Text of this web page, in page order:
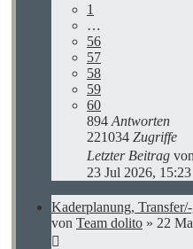
1
…
56
57
58
59
60
894 Antworten
221034 Zugriffe
Letzter Beitrag von
23 Jul 2026, 15:23
Kaderplanung,
von Team dolito » 22